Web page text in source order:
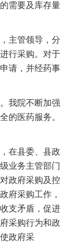
需要及库存量
主管领导，分
行采购。对于
请，并经药事
我院不断加强
的医药服务。
在县委、县政
业务主管部门
政府采购及控
府采购工作，
支矛盾，促进
采购行为和政
政府采